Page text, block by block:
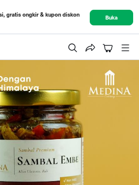
gratis ongkir & kupon diskon
Buka